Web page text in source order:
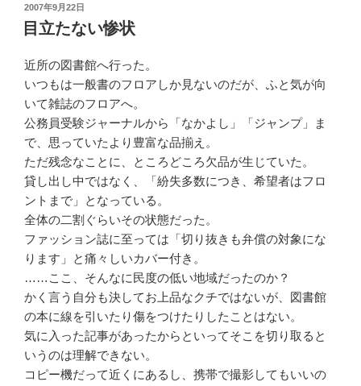
投
稿
日:
2007年9月22日
目立たない惨状
近所の図書館へ行った。
いつもは一般書のフロアしか見ないのだが、ふと気が向
いて雑誌のフロアへ。
公務員受験ジャーナルから「なかよし」「ジャンプ」ま
で、思っていたより豊富な品揃え。
ただ残念なことに、ところどころ欠品が生じていた。
貸し出し中ではなく、「紛失多数につき、希望者はフロ
ントまで」となっている。
全体の二割ぐらいその状態だった。
ファッション誌に至っては「切り抜きも弁償の対象にな
ります」と痛々しいカバー付き。
……ここ、そんなに民度の低い地域だったのか？
かく言う自分も決してお上品なクチではないが、図書館
の本に線を引いたり傷をつけたりしたことはない。
気に入った記事があったからといってそこを切り取ると
いうのは理解できない。
コピー機だって近くにあるし、携帯で撮影してもいいの